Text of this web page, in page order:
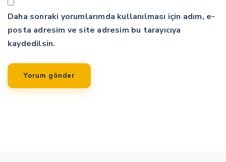
Daha sonraki yorumlarımda kullanılması için adım, e-
posta adresim ve site adresim bu tarayıcıya
kaydedilsin.